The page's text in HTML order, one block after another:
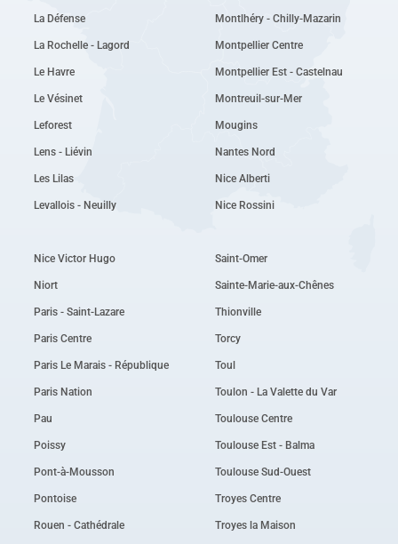
La Défense
La Rochelle - Lagord
Le Havre
Le Vésinet
Leforest
Lens - Liévin
Les Lilas
Levallois - Neuilly
Montlhéry - Chilly-Mazarin
Montpellier Centre
Montpellier Est - Castelnau
Montreuil-sur-Mer
Mougins
Nantes Nord
Nice Alberti
Nice Rossini
Nice Victor Hugo
Niort
Paris - Saint-Lazare
Paris Centre
Paris Le Marais - République
Paris Nation
Pau
Poissy
Pont-à-Mousson
Pontoise
Rouen - Cathédrale
Saint-Omer
Sainte-Marie-aux-Chênes
Thionville
Torcy
Toul
Toulon - La Valette du Var
Toulouse Centre
Toulouse Est - Balma
Toulouse Sud-Ouest
Troyes Centre
Troyes la Maison